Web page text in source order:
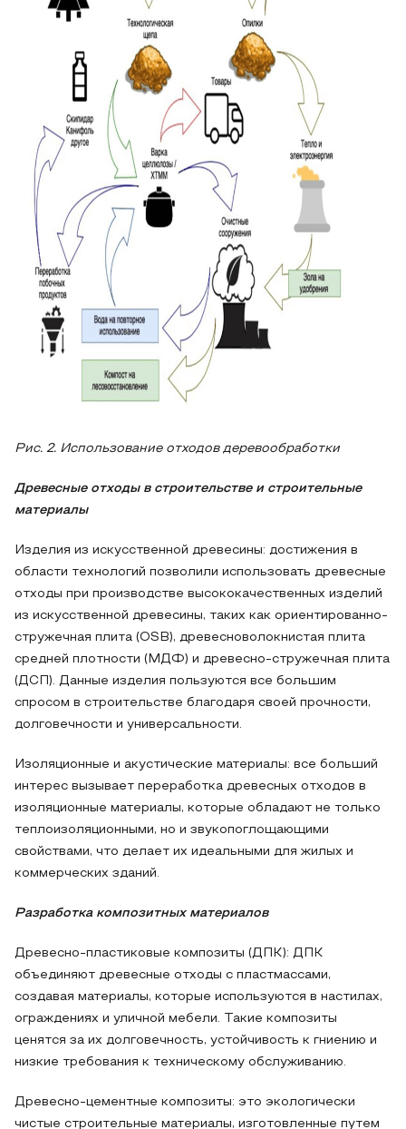
Рис. 2. Использование отходов деревообработки
Древесные отходы в строительстве и строительные
материалы
Изделия из искусственной древесины: достижения в
области технологий позволили использовать древесные
отходы при производстве высококачественных изделий
из искусственной древесины, таких как ориентированно-
стружечная плита (OSB), древесноволокнистая плита
средней плотности (МДФ) и древесно-стружечная плита
(ДСП). Данные изделия пользуются все большим
спросом в строительстве благодаря своей прочности,
долговечности и универсальности.
Изоляционные и акустические материалы: все больший
интерес вызывает переработка древесных отходов в
изоляционные материалы, которые обладают не только
теплоизоляционными, но и звукопоглощающими
свойствами, что делает их идеальными для жилых и
коммерческих зданий.
Разработка композитных материалов
Древесно-пластиковые композиты (ДПК): ДПК
объединяют древесные отходы с пластмассами,
создавая материалы, которые используются в настилах,
ограждениях и уличной мебели. Такие композиты
ценятся за их долговечность, устойчивость к гниению и
низкие требования к техническому обслуживанию.
Древесно-цементные композиты: это экологически
чистые строительные материалы, изготовленные путем